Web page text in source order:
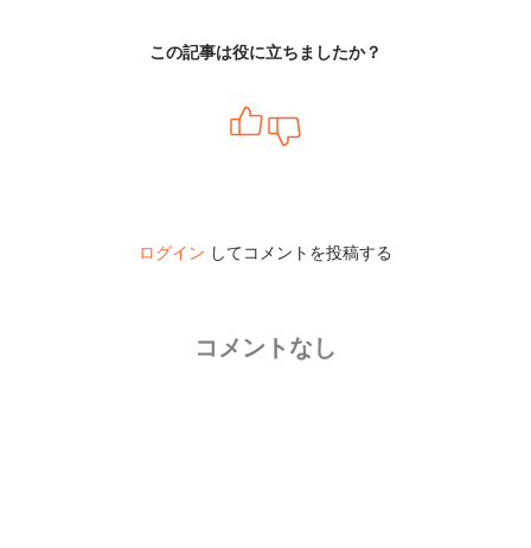
この記事は役に立ちましたか？
ログイン してコメントを投稿する
コメントなし